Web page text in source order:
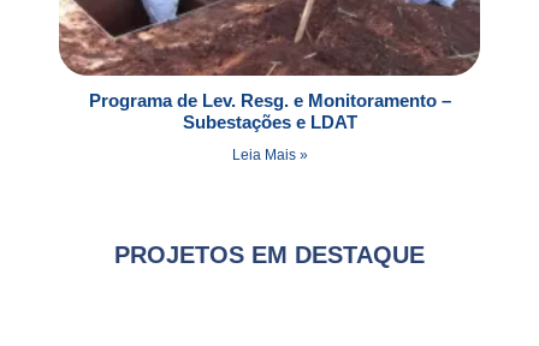
Programa de Lev. Resg. e Monitoramento –
Subestações e LDAT
Leia Mais »
PROJETOS EM DESTAQUE